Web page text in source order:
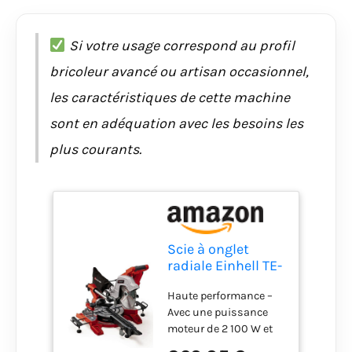
Si votre usage correspond au profil
bricoleur avancé ou artisan occasionnel,
les caractéristiques de cette machine
sont en adéquation avec les besoins les
plus courants.
Scie à onglet
radiale Einhell TE-
Haute performance –
Avec une puissance
moteur de 2 100 W et